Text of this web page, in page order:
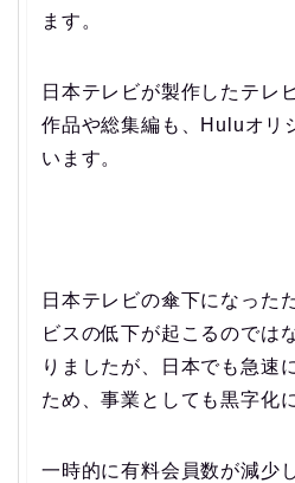
ます。
日本テレビが製作したテレ
作品や総集編も、Huluオリ
います。
日本テレビの傘下になった
ビスの低下が起こるのでは
りましたが、日本でも急速
ため、事業としても黒字化
一時的に有料会員数が減少